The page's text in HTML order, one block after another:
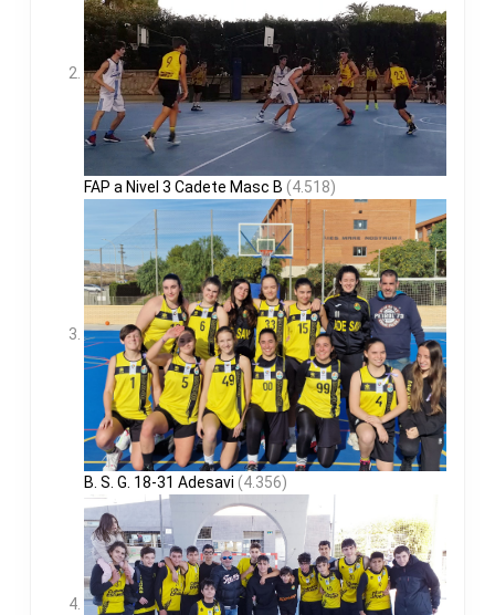
FAP a Nivel 3 Cadete Masc B (4.518)
B. S. G. 18-31 Adesavi (4.356)